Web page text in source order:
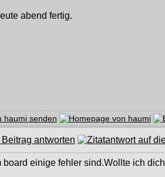
abend fertig.
einige fehler sind.Wollte ich